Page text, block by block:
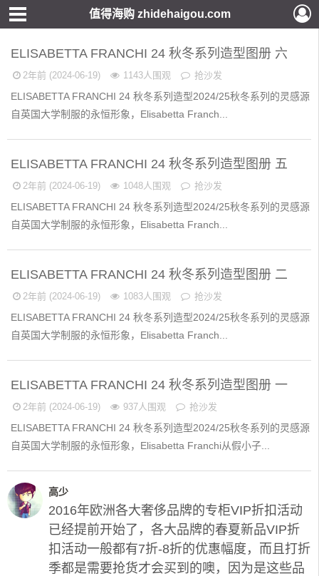
值得海购 zhidehaigou.com
ELISABETTA FRANCHI 24 秋冬系列造型图册 六
2年前 (2024-06-19) 1143人围观 抢沙发
ELISABETTA FRANCHI 24 秋冬系列造型2024/25秋冬系列的灵感源
自英国大学制服的永恒形象，Elisabetta Franch...
ELISABETTA FRANCHI 24 秋冬系列造型图册 五
2年前 (2024-06-19) 1048人围观 抢沙发
ELISABETTA FRANCHI 24 秋冬系列造型2024/25秋冬系列的灵感源
自英国大学制服的永恒形象，Elisabetta Franch...
ELISABETTA FRANCHI 24 秋冬系列造型图册 二
2年前 (2024-06-19) 1083人围观 抢沙发
ELISABETTA FRANCHI 24 秋冬系列造型2024/25秋冬系列的灵感源
自英国大学制服的永恒形象，Elisabetta Franch...
ELISABETTA FRANCHI 24 秋冬系列造型图册 一
2年前 (2024-06-19) 937人围观 抢沙发
ELISABETTA FRANCHI 24 秋冬系列造型2024/25秋冬系列的灵感源
自英国大学制服的永恒形象，Elisabetta Franchi从假小子...
高少
2016年欧洲各大奢侈品牌的专柜VIP折扣活动
已经提前开始了，各大品牌的春夏新品VIP折
扣活动一般都有7折-8折的优惠幅度，而且打折
季都是需要抢货才会买到的噢，因为是这些品